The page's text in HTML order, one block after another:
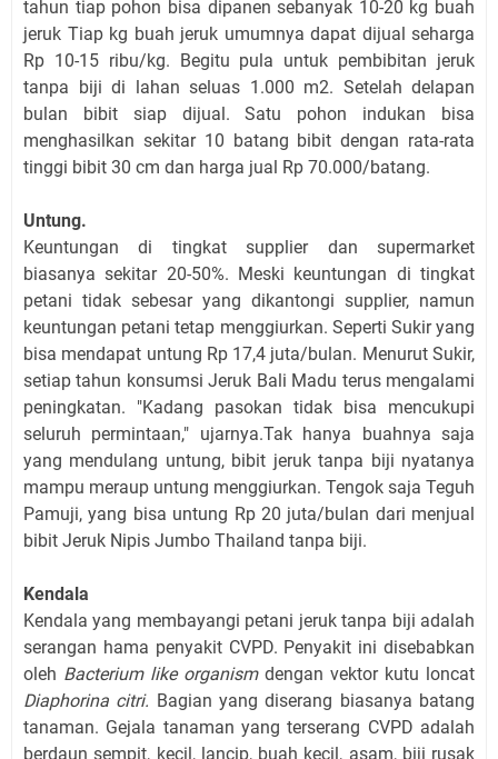
tahun tiap pohon bisa dipanen sebanyak 10-20 kg buah
jeruk Tiap kg buah jeruk umumnya dapat dijual seharga
Rp 10-15 ribu/kg. Begitu pula untuk pembibitan jeruk
tanpa biji di lahan seluas 1.000 m2. Setelah delapan
bulan bibit siap dijual. Satu pohon indukan bisa
menghasilkan sekitar 10 batang bibit dengan rata-rata
tinggi bibit 30 cm dan harga jual Rp 70.000/batang.
Untung.
Keuntungan di tingkat supplier dan supermarket
biasanya sekitar 20-50%. Meski keuntungan di tingkat
petani tidak sebesar yang dikantongi supplier, namun
keuntungan petani tetap menggiurkan. Seperti Sukir yang
bisa mendapat untung Rp 17,4 juta/bulan. Menurut Sukir,
setiap tahun konsumsi Jeruk Bali Madu terus mengalami
peningkatan. "Kadang pasokan tidak bisa mencukupi
seluruh permintaan," ujarnya.Tak hanya buahnya saja
yang mendulang untung, bibit jeruk tanpa biji nyatanya
mampu meraup untung menggiurkan. Tengok saja Teguh
Pamuji, yang bisa untung Rp 20 juta/bulan dari menjual
bibit Jeruk Nipis Jumbo Thailand tanpa biji.
Kendala
Kendala yang membayangi petani jeruk tanpa biji adalah
serangan hama penyakit CVPD. Penyakit ini disebabkan
oleh Bacterium like organismdengan vektor kutu loncat
Diaphorina citri. Bagian yang diserang biasanya batang
tanaman. Gejala tanaman yang terserang CVPD adalah
berdaun sempit, kecil, lancip, buah kecil, asam, biji rusak